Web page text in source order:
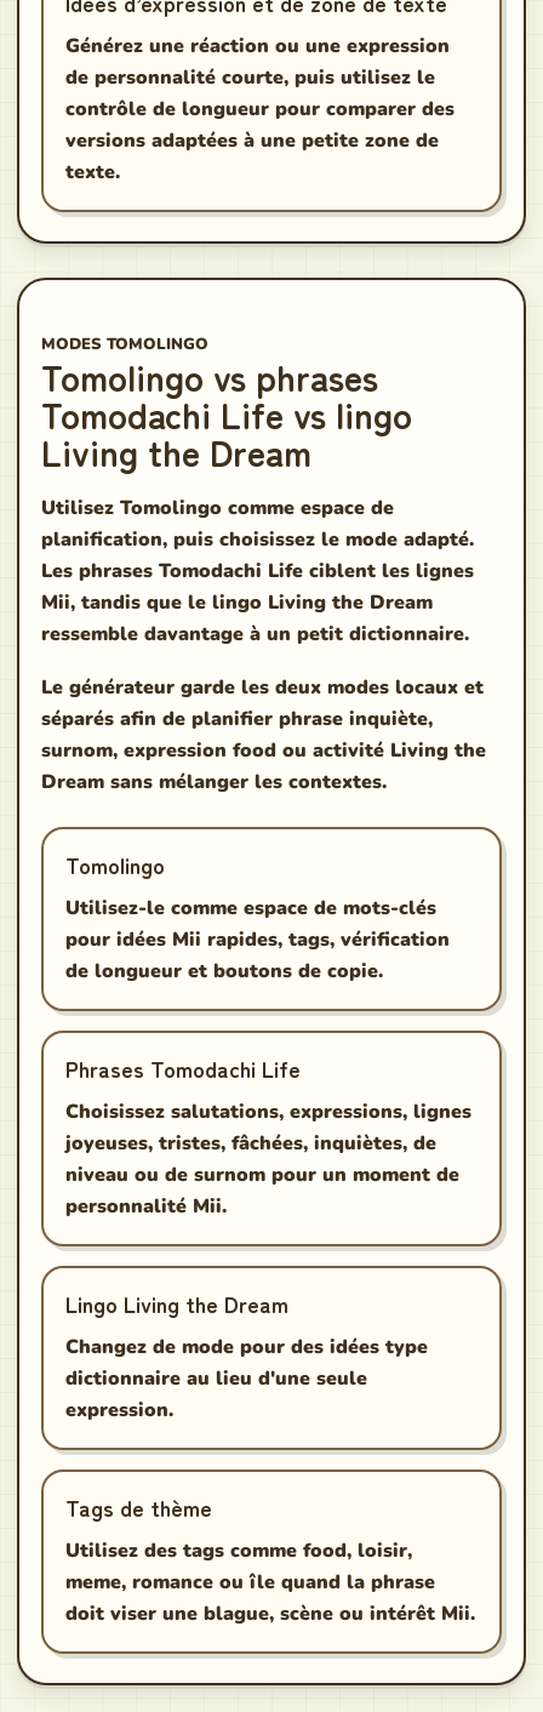
Générez une réaction ou une expression
de personnalité courte, puis utilisez le
contrôle de longueur pour comparer des
versions adaptées à une petite zone de
texte.
MODES TOMOLINGO
Tomolingo vs phrases
Tomodachi Life vs lingo
Living the Dream
Utilisez Tomolingo comme espace de
planification, puis choisissez le mode adapté.
Les phrases Tomodachi Life ciblent les lignes
Mii, tandis que le lingo Living the Dream
ressemble davantage à un petit dictionnaire.
Le générateur garde les deux modes locaux et
séparés afin de planifier phrase inquiète,
surnom, expression food ou activité Living the
Dream sans mélanger les contextes.
Tomolingo
Utilisez-le comme espace de mots-clés
pour idées Mii rapides, tags, vérification
de longueur et boutons de copie.
Phrases Tomodachi Life
Choisissez salutations, expressions, lignes
joyeuses, tristes, fâchées, inquiètes, de
niveau ou de surnom pour un moment de
personnalité Mii.
Lingo Living the Dream
Changez de mode pour des idées type
dictionnaire au lieu d'une seule
expression.
Tags de thème
Utilisez des tags comme food, loisir,
meme, romance ou île quand la phrase
doit viser une blague, scène ou intérêt Mii.